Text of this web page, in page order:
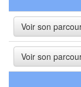
Voir son
Voir son